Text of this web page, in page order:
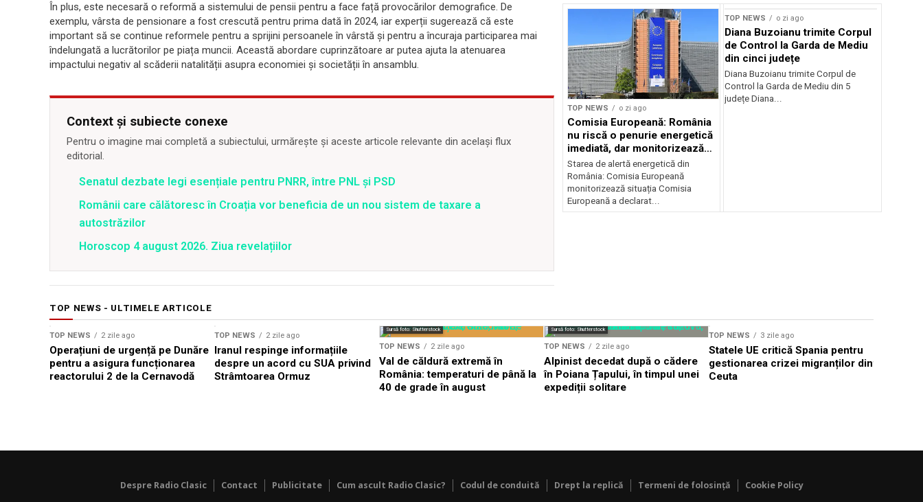
În plus, este necesară o reformă a sistemului de pensii pentru a face față provocărilor demografice. De
exemplu, vârsta de pensionare a fost crescută pentru prima dată în 2024, iar experții sugerează că este
important să se continue reformele pentru a sprijini persoanele în vârstă și pentru a încuraja participarea mai
îndelungată a lucrătorilor pe piața muncii. Această abordare cuprinzătoare ar putea ajuta la atenuarea
impactului negativ al scăderii natalității asupra economiei și societății în ansamblu.
Context și subiecte conexe
Pentru o imagine mai completă a subiectului, urmărește și aceste articole relevante din același flux
editorial.
Senatul dezbate legi esențiale pentru PNRR, între PNL și PSD
Românii care călătoresc în Croația vor beneficia de un nou sistem de taxare a
autostrăzilor
Horoscop 4 august 2026. Ziua revelațiilor
TOP NEWS o zi ago
Comisia Europeană: România
nu riscă o penurie energetică
imediată, dar monitorizează
situația
Starea de alertă energetică din
România: Comisia Europeană
monitorizează situația Comisia
Europeană a declarat...
TOP NEWS o zi ago
Diana Buzoianu trimite Corpul
de Control la Garda de Mediu
din cinci județe
Diana Buzoianu trimite Corpul de
Control la Garda de Mediu din 5
județe Diana...
TOP NEWS - ULTIMELE ARTICOLE
TOP NEWS 2 zile ago
Operațiuni de urgență pe Dunăre
pentru a asigura funcționarea
reactorului 2 de la Cernavodă
TOP NEWS 2 zile ago
Iranul respinge informațiile
despre un acord cu SUA privind
Strâmtoarea Ormuz
Sursă foto: Shutterstock
TOP NEWS 2 zile ago
Val de căldură extremă în
România: temperaturi de până la
40 de grade în august
Sursă foto: Shutterstock
TOP NEWS 2 zile ago
Alpinist decedat după o cădere
în Poiana Țapului, în timpul unei
expediții solitare
TOP NEWS 3 zile ago
Statele UE critică Spania pentru
gestionarea crizei migranților din
Ceuta
Despre Radio Clasic Contact Publicitate Cum ascult Radio Clasic? Codul de conduită Drept la replică Termeni de folosință Cookie Policy